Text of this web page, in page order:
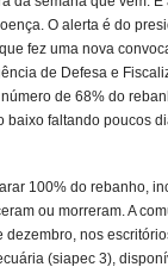
O alerta é do
fez uma nova
de Defesa e
de 68% do
baixo faltando poucos
100% do rebanho,
ou morreram. A
dezembro, nos
(siapec 3),